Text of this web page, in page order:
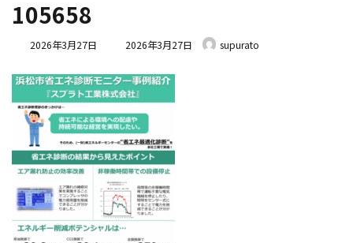
105658
2026年3月27日
最
新
日
時
:
2026年3月27日 supurato